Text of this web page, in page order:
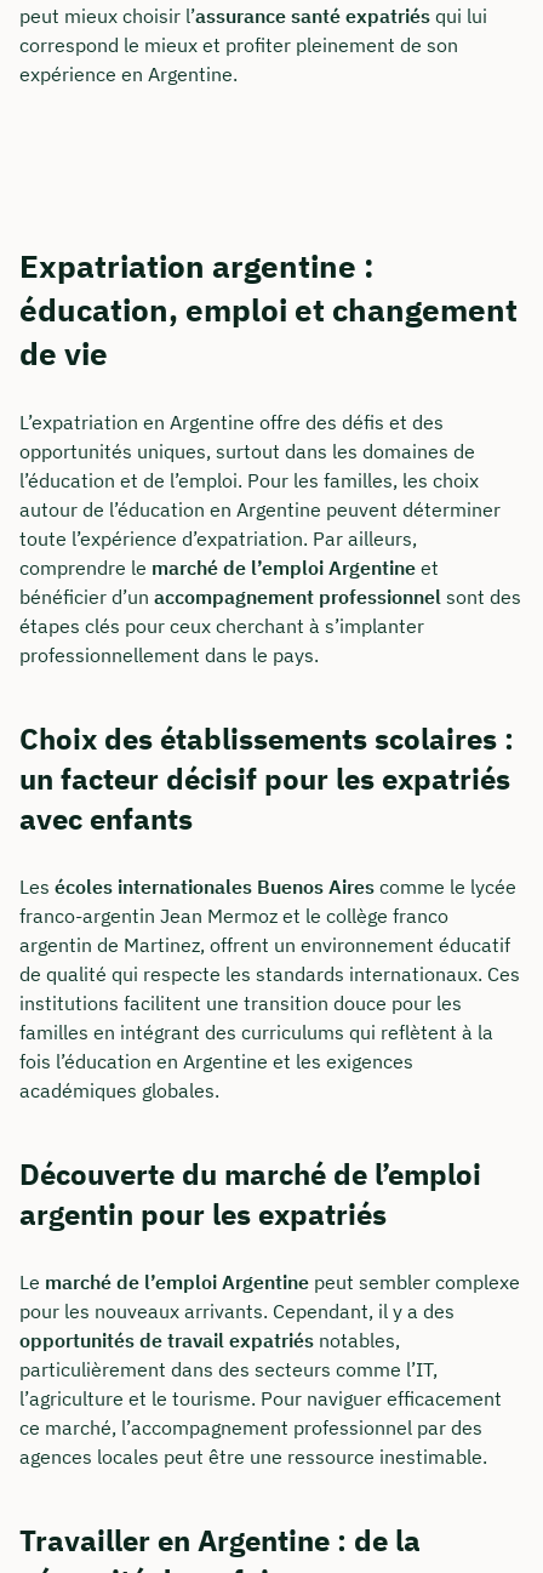
peut mieux choisir l’assurance santé expatriés qui lui
correspond le mieux et profiter pleinement de son
expérience en Argentine.
Expatriation argentine :
éducation, emploi et changement
de vie
L’expatriation en Argentine offre des défis et des
opportunités uniques, surtout dans les domaines de
l’éducation et de l’emploi. Pour les familles, les choix
autour de l’éducation en Argentine peuvent déterminer
toute l’expérience d’expatriation. Par ailleurs,
comprendre le marché de l’emploi Argentine et
bénéficier d’un accompagnement professionnel sont des
étapes clés pour ceux cherchant à s’implanter
professionnellement dans le pays.
Choix des établissements scolaires :
un facteur décisif pour les expatriés
avec enfants
Les écoles internationales Buenos Aires comme le lycée
franco-argentin Jean Mermoz et le collège franco
argentin de Martinez, offrent un environnement éducatif
de qualité qui respecte les standards internationaux. Ces
institutions facilitent une transition douce pour les
familles en intégrant des curriculums qui reflètent à la
fois l’éducation en Argentine et les exigences
académiques globales.
Découverte du marché de l’emploi
argentin pour les expatriés
Le marché de l’emploi Argentine peut sembler complexe
pour les nouveaux arrivants. Cependant, il y a des
opportunités de travail expatriés notables,
particulièrement dans des secteurs comme l’IT,
l’agriculture et le tourisme. Pour naviguer efficacement
ce marché, l’accompagnement professionnel par des
agences locales peut être une ressource inestimable.
Travailler en Argentine : de la